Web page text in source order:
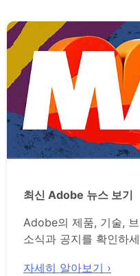
최신 Adobe 뉴스 보기
Adobe의 제품, 기술,
소식과 공지를 확인하
자세히 알아보기 ›